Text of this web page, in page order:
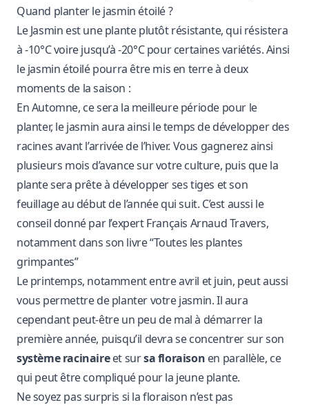
Quand planter le jasmin étoilé ?
Le Jasmin est une plante plutôt résistante, qui résistera
à -10°C voire jusqu’à -20°C pour certaines variétés. Ainsi
le jasmin étoilé pourra être mis en terre à deux
moments de la saison :
En Automne, ce sera la meilleure période pour le
planter, le jasmin aura ainsi le temps de développer des
racines avant l’arrivée de l’hiver. Vous gagnerez ainsi
plusieurs mois d’avance sur votre culture, puis que la
plante sera prête à développer ses tiges et son
feuillage au début de l’année qui suit. C’est aussi le
conseil donné par l’expert Français Arnaud Travers,
notamment dans son livre “Toutes les plantes
grimpantes”
Le printemps, notamment entreavril et juin, peut aussi
vous permettre de planter votre jasmin. Il aura
cependant peut-être un peu de mal à démarrer la
première année, puisqu’il devra se concentrer sur son
système racinaireet sursa floraison en parallèle, ce
qui peut être compliqué pour la jeune plante.
Ne soyez pas surpris si la floraison n’est pas